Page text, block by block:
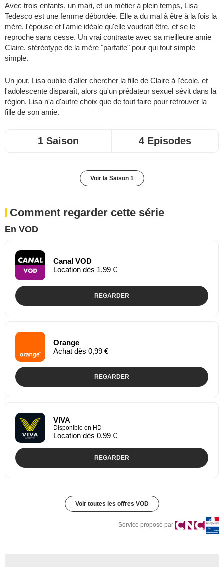
Avec trois enfants, un mari, et un métier à plein temps, Lisa
Tedesco est une femme débordée. Elle a du mal à être à la fois la
mère, l'épouse et l'amie idéale qu'elle voudrait être, et se le
reproche sans cesse. Un vrai contraste avec sa meilleure amie
Claire, stéréotype de la mère "parfaite" pour qui tout simple
simple.
Un jour, Lisa oublie d'aller chercher la fille de Claire à l'école, et
l'adolescente disparaît, alors qu'un prédateur sexuel sévit dans la
région. Lisa n'a d'autre choix que de tout faire pour retrouver la
fille de son amie.
1 Saison 4 Episodes
Voir la Saison 1
Comment regarder cette série
En VOD
Canal VOD
Location dès 1,99 €
REGARDER
Orange
Achat dès 0,99 €
REGARDER
VIVA
Disponible en HD
Location dès 0,99 €
REGARDER
Voir toutes les offres VOD
Service proposé par